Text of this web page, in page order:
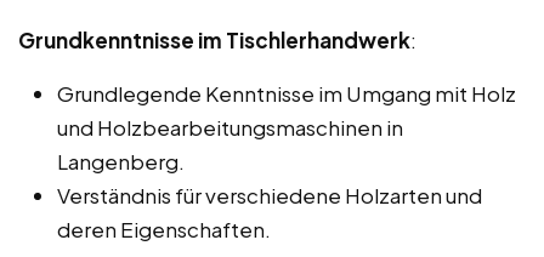
Grundkenntnisse im Tischlerhandwerk:
Grundlegende Kenntnisse im Umgang mit Holz
und Holzbearbeitungsmaschinen in
Langenberg.
Verständnis für verschiedene Holzarten und
deren Eigenschaften.